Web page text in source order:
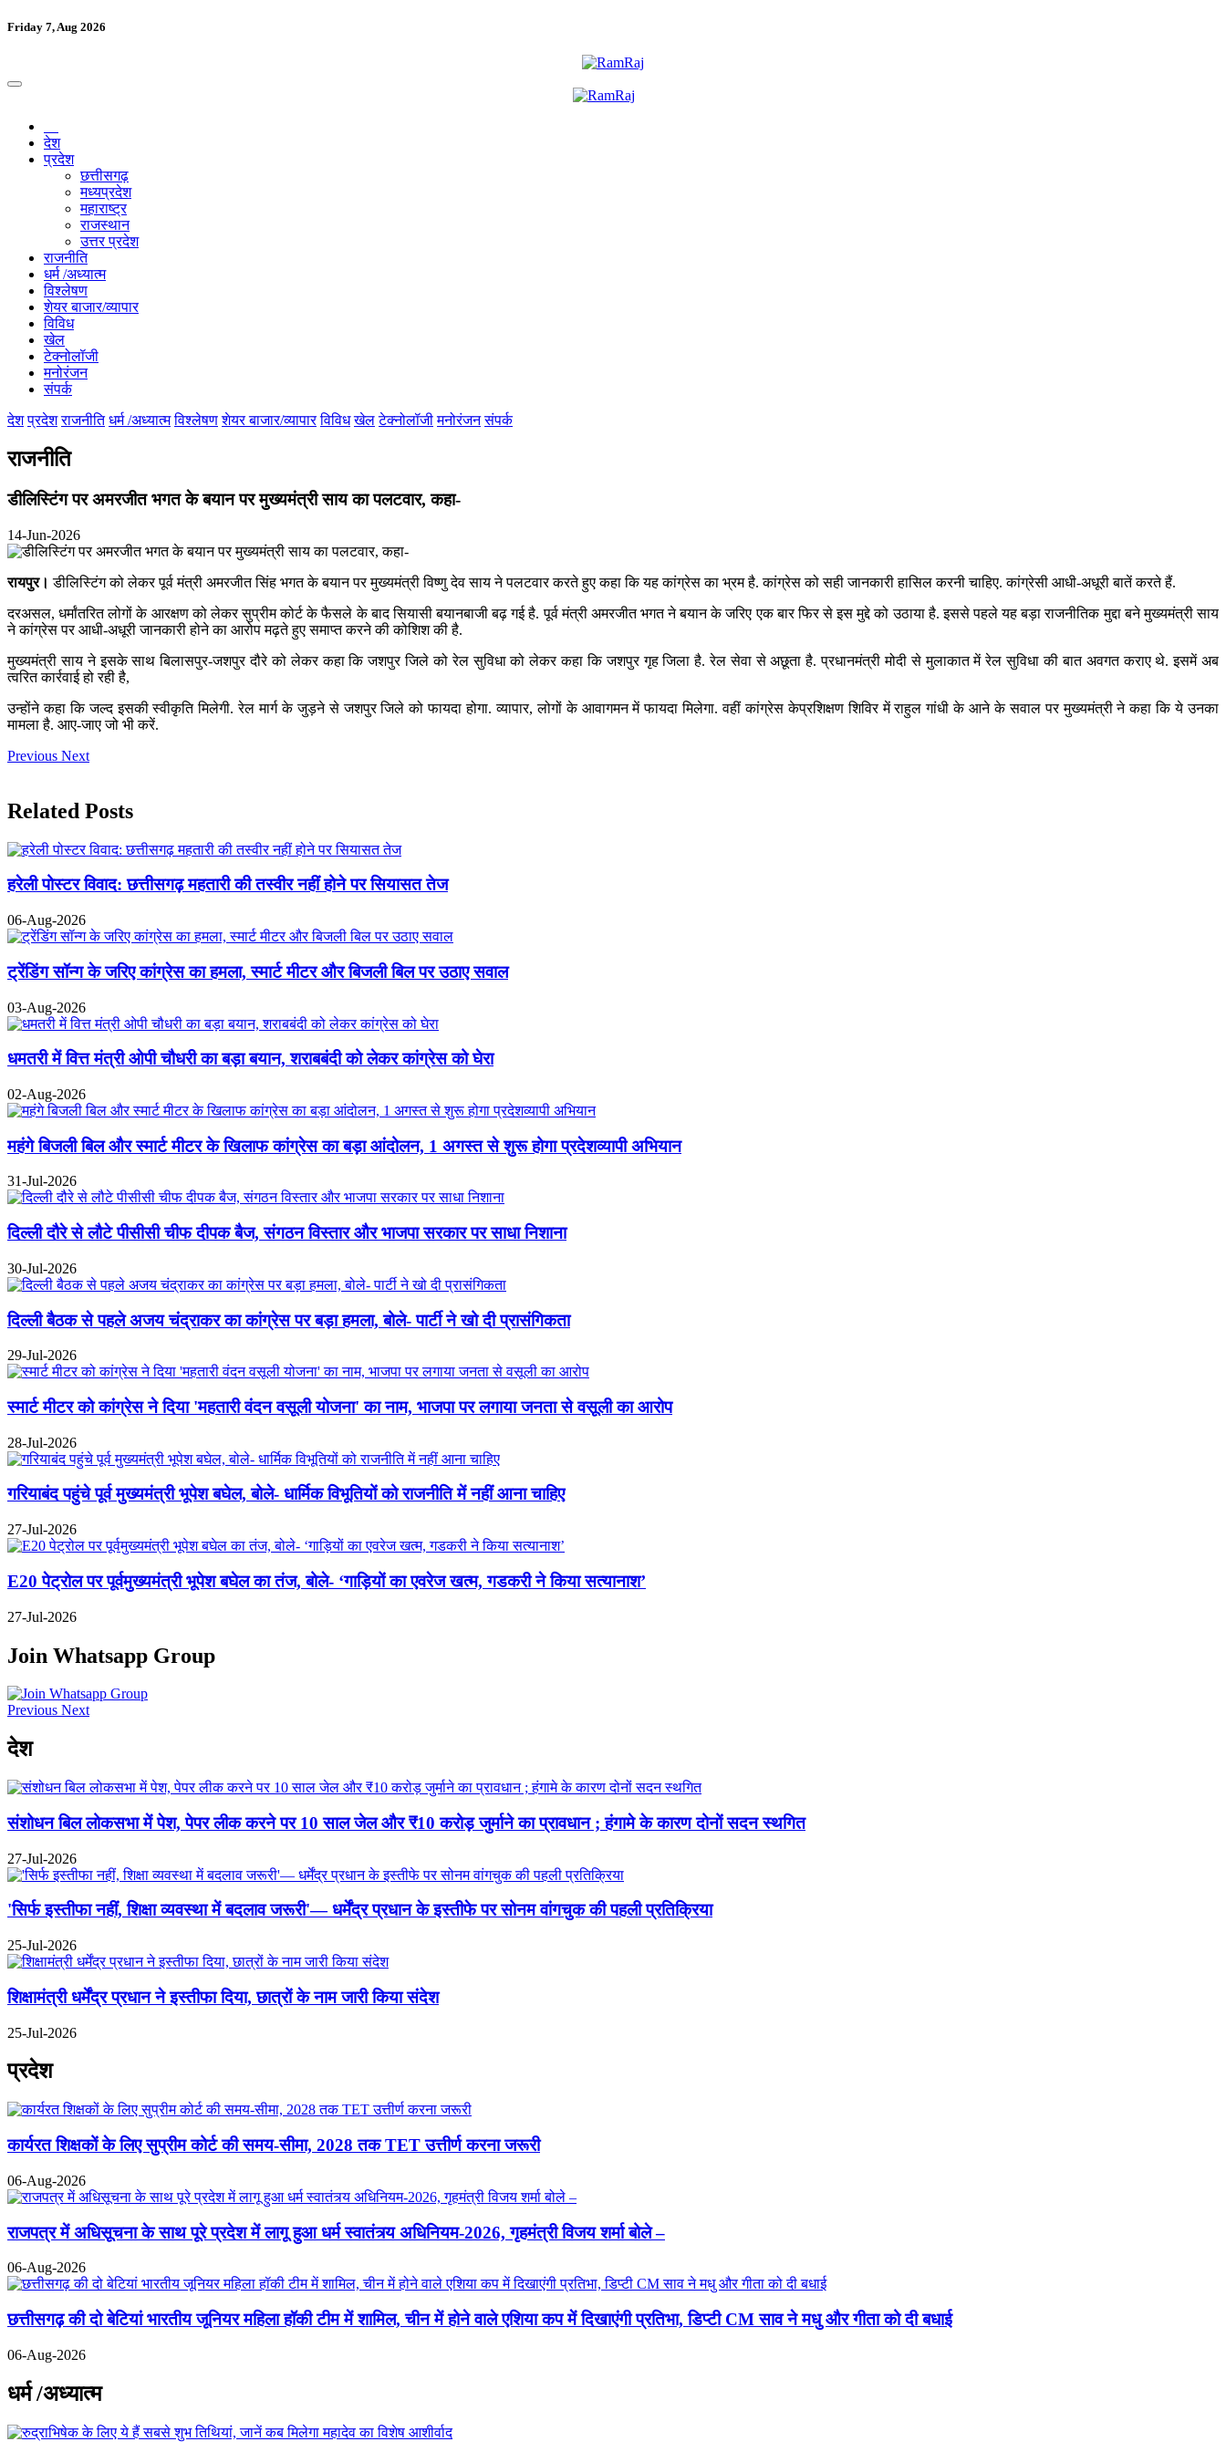
Friday 7, Aug 2026
देश
प्रदेश
छत्तीसगढ़
मध्यप्रदेश
महाराष्ट्र
राजस्थान
उत्तर प्रदेश
राजनीति
धर्म /अध्यात्म
विश्लेषण
शेयर बाजार/व्यापार
विविध
खेल
टेक्नोलॉजी
मनोरंजन
संपर्क
देश प्रदेश राजनीति धर्म /अध्यात्म विश्लेषण शेयर बाजार/व्यापार विविध खेल टेक्नोलॉजी मनोरंजन संपर्क
राजनीति
डीलिस्टिंग पर अमरजीत भगत के बयान पर मुख्यमंत्री साय का पलटवार, कहा-
14-Jun-2026
रायपुर। डीलिस्टिंग को लेकर पूर्व मंत्री अमरजीत सिंह भगत के बयान पर मुख्यमंत्री विष्णु देव साय ने पलटवार करते हुए कहा कि यह कांग्रेस का भ्रम है. कांग्रेस को सही जानकारी हासिल करनी चाहिए. कांग्रेसी आधी-अधूरी बातें करते हैं.
दरअसल, धर्मांतरित लोगों के आरक्षण को लेकर सुप्रीम कोर्ट के फैसले के बाद सियासी बयानबाजी बढ़ गई है. पूर्व मंत्री अमरजीत भगत ने बयान के जरिए एक बार फिर से इस मुद्दे को उठाया है. इससे पहले यह बड़ा राजनीतिक मुद्दा बने मुख्यमंत्री साय
ने कांग्रेस पर आधी-अधूरी जानकारी होने का आरोप मढ़ते हुए समाप्त करने की कोशिश की है.
मुख्यमंत्री साय ने इसके साथ बिलासपुर-जशपुर दौरे को लेकर कहा कि जशपुर जिले को रेल सुविधा को लेकर कहा कि जशपुर गृह जिला है. रेल सेवा से अछूता है. प्रधानमंत्री मोदी से मुलाकात में रेल सुविधा की बात अवगत कराए थे. इसमें अब
त्वरित कार्रवाई हो रही है,
उन्होंने कहा कि जल्द इसकी स्वीकृति मिलेगी. रेल मार्ग के जुड़ने से जशपुर जिले को फायदा होगा. व्यापार, लोगों के आवागमन में फायदा मिलेगा. वहीं कांग्रेस केप्रशिक्षण शिविर में राहुल गांधी के आने के सवाल पर मुख्यमंत्री ने कहा कि ये उनका
मामला है. आए-जाए जो भी करें.
Previous Next
Related Posts
हरेली पोस्टर विवाद: छत्तीसगढ़ महतारी की तस्वीर नहीं होने पर सियासत तेज
06-Aug-2026
ट्रेंडिंग सॉन्ग के जरिए कांग्रेस का हमला, स्मार्ट मीटर और बिजली बिल पर उठाए सवाल
03-Aug-2026
धमतरी में वित्त मंत्री ओपी चौधरी का बड़ा बयान, शराबबंदी को लेकर कांग्रेस को घेरा
02-Aug-2026
महंगे बिजली बिल और स्मार्ट मीटर के खिलाफ कांग्रेस का बड़ा आंदोलन, 1 अगस्त से शुरू होगा प्रदेशव्यापी अभियान
31-Jul-2026
दिल्ली दौरे से लौटे पीसीसी चीफ दीपक बैज, संगठन विस्तार और भाजपा सरकार पर साधा निशाना
30-Jul-2026
दिल्ली बैठक से पहले अजय चंद्राकर का कांग्रेस पर बड़ा हमला, बोले- पार्टी ने खो दी प्रासंगिकता
29-Jul-2026
स्मार्ट मीटर को कांग्रेस ने दिया 'महतारी वंदन वसूली योजना' का नाम, भाजपा पर लगाया जनता से वसूली का आरोप
28-Jul-2026
गरियाबंद पहुंचे पूर्व मुख्यमंत्री भूपेश बघेल, बोले- धार्मिक विभूतियों को राजनीति में नहीं आना चाहिए
27-Jul-2026
E20 पेट्रोल पर पूर्वमुख्यमंत्री भूपेश बघेल का तंज, बोले- ‘गाड़ियों का एवरेज खत्म, गडकरी ने किया सत्यानाश’
27-Jul-2026
Join Whatsapp Group
Previous Next
देश
संशोधन बिल लोकसभा में पेश, पेपर लीक करने पर 10 साल जेल और ₹10 करोड़ जुर्माने का प्रावधान ; हंगामे के कारण दोनों सदन स्थगित
27-Jul-2026
'सिर्फ इस्तीफा नहीं, शिक्षा व्यवस्था में बदलाव जरूरी'— धर्मेंद्र प्रधान के इस्तीफे पर सोनम वांगचुक की पहली प्रतिक्रिया
25-Jul-2026
शिक्षामंत्री धर्मेंद्र प्रधान ने इस्तीफा दिया, छात्रों के नाम जारी किया संदेश
25-Jul-2026
प्रदेश
कार्यरत शिक्षकों के लिए सुप्रीम कोर्ट की समय-सीमा, 2028 तक TET उत्तीर्ण करना जरूरी
06-Aug-2026
राजपत्र में अधिसूचना के साथ पूरे प्रदेश में लागू हुआ धर्म स्वातंत्र्य अधिनियम-2026, गृहमंत्री विजय शर्मा बोले –
06-Aug-2026
छत्तीसगढ़ की दो बेटियां भारतीय जूनियर महिला हॉकी टीम में शामिल, चीन में होने वाले एशिया कप में दिखाएंगी प्रतिभा, डिप्टी CM साव ने मधु और गीता को दी बधाई
06-Aug-2026
धर्म /अध्यात्म